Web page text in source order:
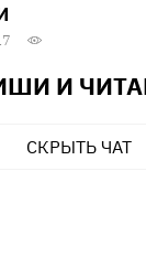
И
СКРЫТЬ ЧАТ